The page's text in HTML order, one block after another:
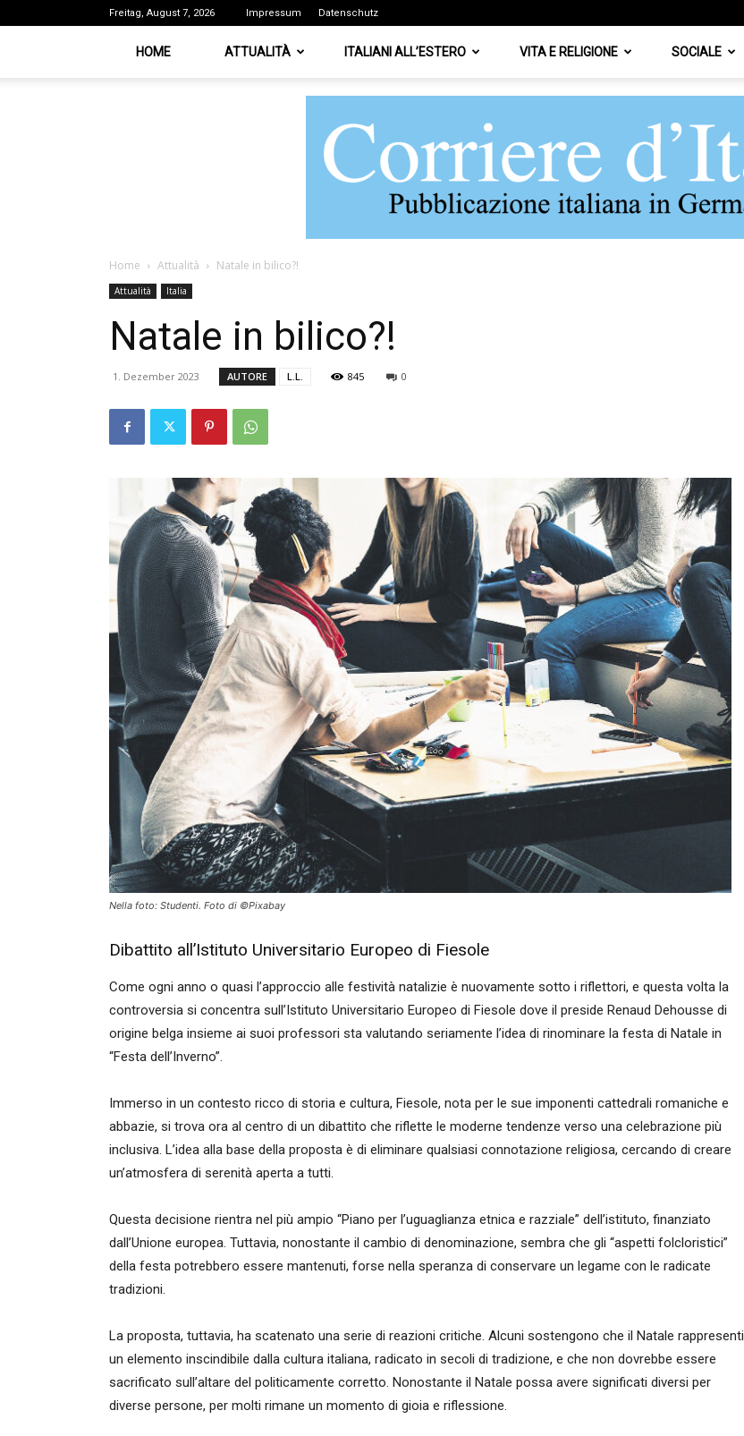
Freitag, August 7, 2026 Impressum Datenschutz
HOME ATTUALITÀ ITALIANI ALL’ESTERO VITA E RELIGIONE SOCIALE
Home Attualità Natale in bilico?!
Attualità Italia
Natale in bilico?!
1. Dezember 2023 AUTORE L.L. 845 0
Nella foto: Studenti. Foto di ©Pixabay
Dibattito all’Istituto Universitario Europeo di Fiesole
Come ogni anno o quasi l’approccio alle festività natalizie è nuovamente sotto i riflettori, e questa volta la
controversia si concentra sull’Istituto Universitario Europeo di Fiesole dove il preside Renaud Dehousse di
origine belga insieme ai suoi professori sta valutando seriamente l’idea di rinominare la festa di Natale in
“Festa dell’Inverno”.
Immerso in un contesto ricco di storia e cultura, Fiesole, nota per le sue imponenti cattedrali romaniche e
abbazie, si trova ora al centro di un dibattito che riflette le moderne tendenze verso una celebrazione più
inclusiva. L’idea alla base della proposta è di eliminare qualsiasi connotazione religiosa, cercando di creare
un’atmosfera di serenità aperta a tutti.
Questa decisione rientra nel più ampio “Piano per l’uguaglianza etnica e razziale” dell’istituto, finanziato
dall’Unione europea. Tuttavia, nonostante il cambio di denominazione, sembra che gli “aspetti folcloristici”
della festa potrebbero essere mantenuti, forse nella speranza di conservare un legame con le radicate
tradizioni.
La proposta, tuttavia, ha scatenato una serie di reazioni critiche. Alcuni sostengono che il Natale rappresenti
un elemento inscindibile dalla cultura italiana, radicato in secoli di tradizione, e che non dovrebbe essere
sacrificato sull’altare del politicamente corretto. Nonostante il Natale possa avere significati diversi per
diverse persone, per molti rimane un momento di gioia e riflessione.